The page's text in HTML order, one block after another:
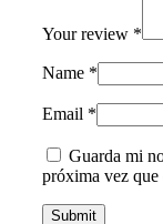
Your review *
Name *
Email *
Guarda mi
próxima vez que